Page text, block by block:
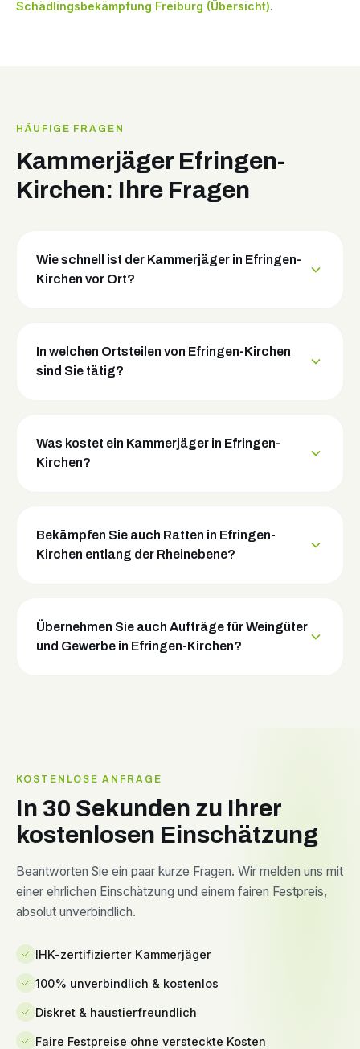
Schädlingsbekämpfung Freiburg (Übersicht).
HÄUFIGE FRAGEN
Kammerjäger Efringen-
Kirchen: Ihre Fragen
Wie schnell ist der Kammerjäger in Efringen-
Kirchen vor Ort?
In welchen Ortsteilen von Efringen-Kirchen
sind Sie tätig?
Was kostet ein Kammerjäger in Efringen-
Kirchen?
Bekämpfen Sie auch Ratten in Efringen-
Kirchen entlang der Rheinebene?
Übernehmen Sie auch Aufträge für Weingüter
und Gewerbe in Efringen-Kirchen?
KOSTENLOSE ANFRAGE
In 30 Sekunden zu Ihrer
kostenlosen Einschätzung
Beantworten Sie ein paar kurze Fragen. Wir melden uns mit
einer ehrlichen Einschätzung und einem fairen Festpreis,
absolut unverbindlich.
IHK-zertifizierter Kammerjäger
100% unverbindlich & kostenlos
Diskret & haustierfreundlich
Faire Festpreise ohne versteckte Kosten